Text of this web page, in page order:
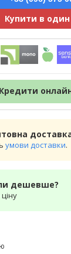
Купити в один
Кредити
доставка
умови доставки.
дешевше?